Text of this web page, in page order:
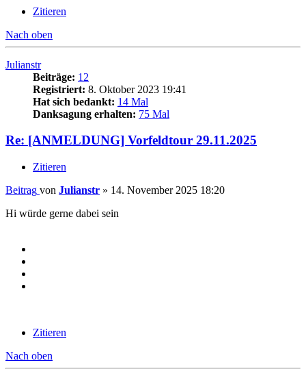
Zitieren
Nach oben
Julianstr
Beiträge: 12
Registriert: 8. Oktober 2023 19:41
Hat sich bedankt: 14 Mal
Danksagung erhalten: 75 Mal
Re: [ANMELDUNG] Vorfeldtour 29.11.2025
Zitieren
Beitrag von Julianstr » 14. November 2025 18:20
Hi würde gerne dabei sein
Zitieren
Nach oben